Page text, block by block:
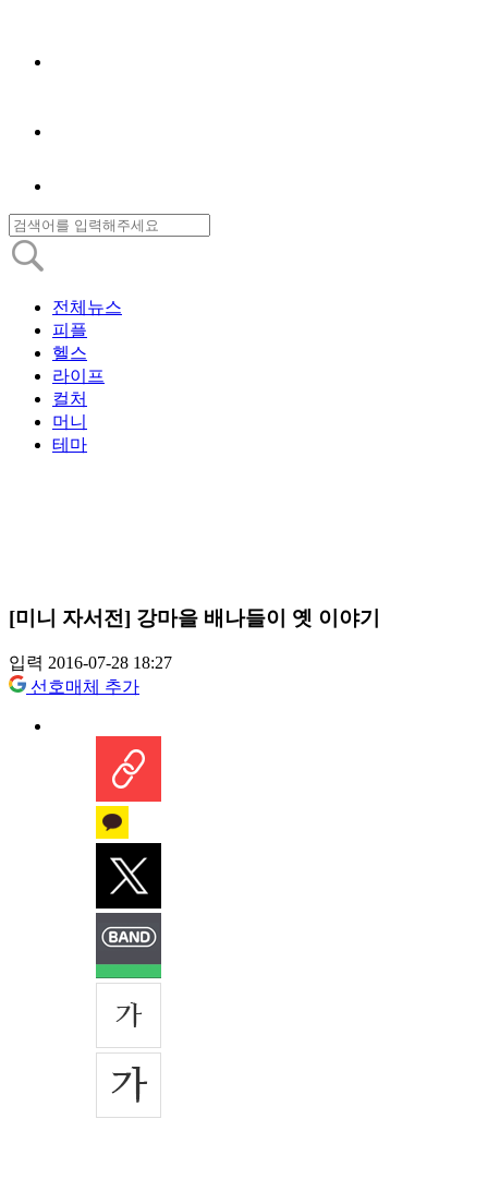
전체뉴스
피플
헬스
라이프
컬처
머니
테마
[미니 자서전] 강마을 배나들이 옛 이야기
입력 2016-07-28 18:27
선호매체 추가